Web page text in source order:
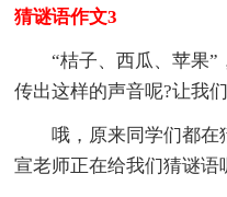
猜谜语作文3
“桔子、西瓜、苹果”
传出这样的声音呢?让我
哦，原来同学们都
宣老师正在给我们猜谜语